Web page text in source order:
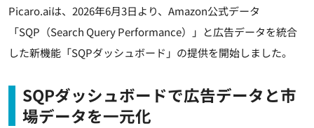
Picaro.aiは、2026年6月3日より、Amazon公式データ
「SQP（Search Query Performance）」と広告データを統合
した新機能「SQPダッシュボード」の提供を開始しました。
SQPダッシュボードで広告データと市
場データを一元化